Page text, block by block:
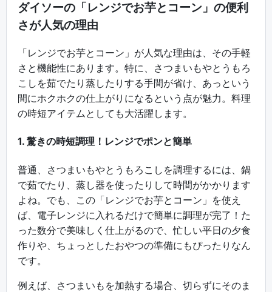
ダイソーの「レンジでお芋とコーン」の便利
さが人気の理由
「レンジでお芋とコーン」が人気な理由は、その手軽
さと機能性にあります。特に、さつまいもやとうもろ
こしを茹でたり蒸したりする手間が省け、あっという
間にホクホクの仕上がりになるという点が魅力。料理
の時短アイテムとしても大活躍します。
1. 驚きの時短調理！レンジでポンと簡単
普通、さつまいもやとうもろこしを調理するには、鍋
で茹でたり、蒸し器を使ったりして時間がかかります
よね。でも、この「レンジでお芋とコーン」を使え
ば、電子レンジに入れるだけで簡単に調理が完了！た
った数分で美味しく仕上がるので、忙しい平日の夕食
作りや、ちょっとしたおやつの準備にもぴったりなん
です。
例えば、さつまいもを加熱する場合、切らずにそのま